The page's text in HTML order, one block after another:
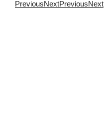
PreviousNextPreviousNext